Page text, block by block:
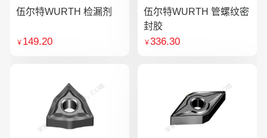
伍尔特WURTH 检漏剂
￥ 149.20
伍尔特WURTH 管螺纹密
封胶
￥336.30